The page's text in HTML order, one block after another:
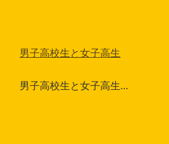
男子高校生と女子高生
男子高校生と女子高生…